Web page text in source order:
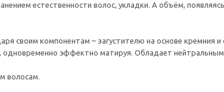
естественности волос, укладки. А объём,
своим компонентам – загустителю на основе кремния
одновременно эффектно матируя. Обладает
волосам.